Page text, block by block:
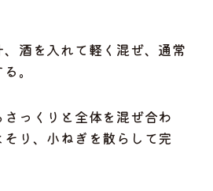
酒を入れて軽く混ぜ、通常
。
っくりと全体を混ぜ合わ
り、小ねぎを散らして完